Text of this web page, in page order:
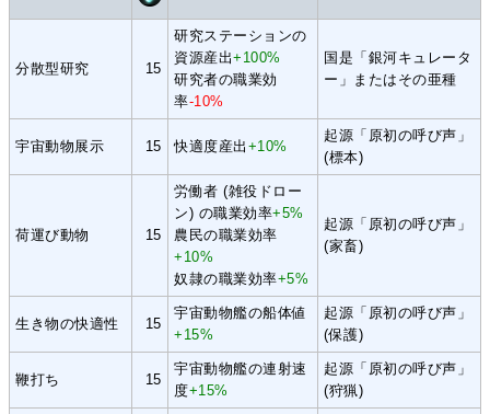
分散型研究 15
研究ステーションの
資源産出+100%
研究者の職業効
率-10%
国是「銀河キュレータ
ー」またはその亜種
宇宙動物展示 15 快適度産出 +10%
起源「原初の呼び声」
(標本)
荷運び動物 15
労働者 (雑役ドロー
ン) の職業効率+5%
農民の職業効率
+10%
奴隷の職業効率+5%
起源「原初の呼び声」
(家畜)
生き物の快適性 15
宇宙動物艦の船体値
+15%
起源「原初の呼び声」
(保護)
鞭打ち 15
宇宙動物艦の連射速
度+15%
起源「原初の呼び声」
(狩猟)